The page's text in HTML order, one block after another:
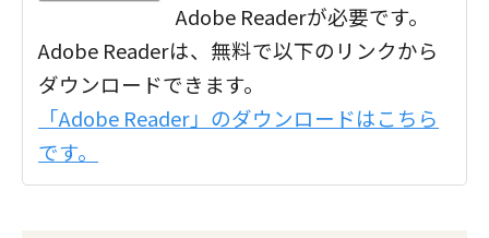
Adobe Readerが必要です。
Adobe Readerは、無料で以下のリンクから
ダウンロードできます。
「Adobe Reader」のダウンロードはこちら
です。